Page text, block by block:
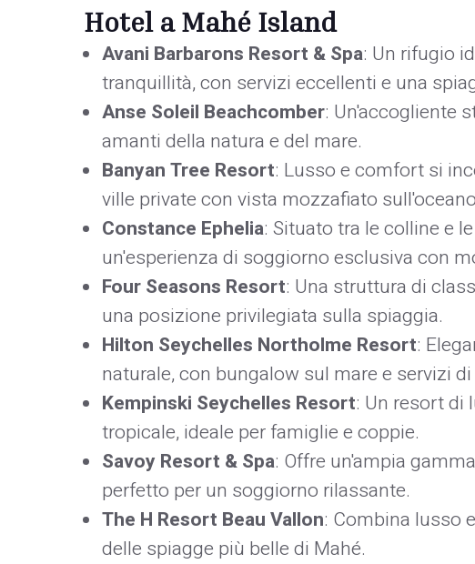
Hotel a Mahé Island
Avani Barbarons Resort & Spa: Un rifugio
tranquillità, con servizi eccellenti e una
Anse Soleil Beachcomber: Un'accogliente
amanti della natura e del mare.
Banyan Tree Resort: Lusso e comfort si
ville private con vista mozzafiato
Constance Ephelia: Situato tra le colline e
un'esperienza di soggiorno esclusiva con
Four Seasons Resort: Una struttura di
una posizione privilegiata sulla spiaggia.
Hilton Seychelles Northolme Resort:
naturale, con bungalow sul mare e servizi
Kempinski Seychelles Resort: Un resort di
tropicale, ideale per famiglie e coppie.
Savoy Resort & Spa: Offre un'ampia
perfetto per un soggiorno rilassante.
The H Resort Beau Vallon: Combina lusso
delle spiagge più belle di Mahé.